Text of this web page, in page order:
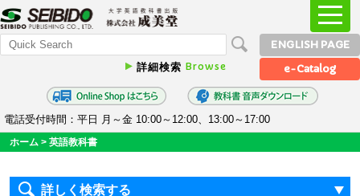
詳細検索 Browse
ENGLISH PAGE
e-Catalog
電話受付時間：平日 月～金 10:00～12:00、13:00～17:00
ホーム > 英語教科書
詳しく検索する